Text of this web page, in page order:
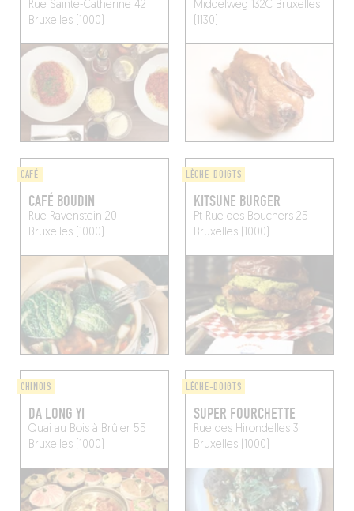
Rue Sainte-Catherine 42
Bruxelles (1000)
Middelweg 132C Bruxelles
(1130)
CAFÉ
CAFÉ BOUDIN
Rue Ravenstein 20
Bruxelles (1000)
LÈCHE-DOIGTS
KITSUNE BURGER
Pt Rue des Bouchers 25
Bruxelles (1000)
CHINOIS
DA LONG YI
Quai au Bois à Brûler 55
Bruxelles (1000)
LÈCHE-DOIGTS
SUPER FOURCHETTE
Rue des Hirondelles 3
Bruxelles (1000)